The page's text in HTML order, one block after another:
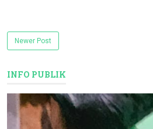
Newer Post
INFO PUBLIK